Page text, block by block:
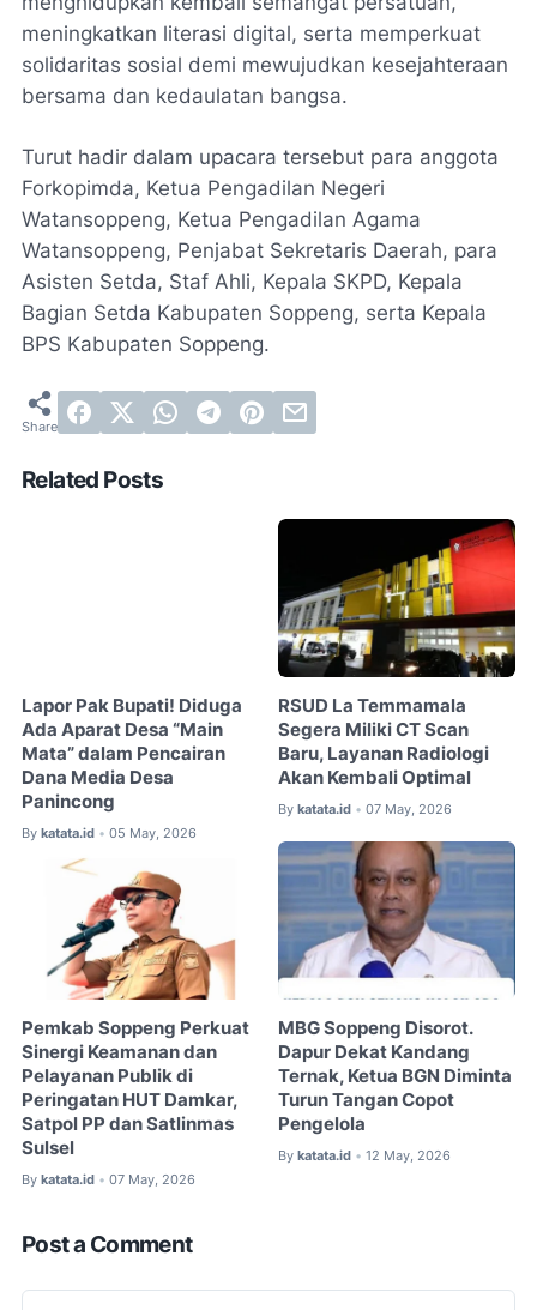
meningkatkan literasi digital, serta memperkuat
solidaritas sosial demi mewujudkan kesejahteraan
bersama dan kedaulatan bangsa.
Turut hadir dalam upacara tersebut para anggota
Forkopimda, Ketua Pengadilan Negeri
Watansoppeng, Ketua Pengadilan Agama
Watansoppeng, Penjabat Sekretaris Daerah, para
Asisten Setda, Staf Ahli, Kepala SKPD, Kepala
Bagian Setda Kabupaten Soppeng, serta Kepala
BPS Kabupaten Soppeng.
Related Posts
Lapor Pak Bupati! Diduga
Ada Aparat Desa “Main
Mata” dalam Pencairan
Dana Media Desa
Panincong
By katata.id • 05 May, 2026
RSUD La Temmamala
Segera Miliki CT Scan
Baru, Layanan Radiologi
Akan Kembali Optimal
By katata.id • 07 May, 2026
Pemkab Soppeng Perkuat
Sinergi Keamanan dan
Pelayanan Publik di
Peringatan HUT Damkar,
Satpol PP dan Satlinmas
Sulsel
By katata.id • 07 May, 2026
MBG Soppeng Disorot.
Dapur Dekat Kandang
Ternak, Ketua BGN Diminta
Turun Tangan Copot
Pengelola
By katata.id • 12 May, 2026
Post a Comment